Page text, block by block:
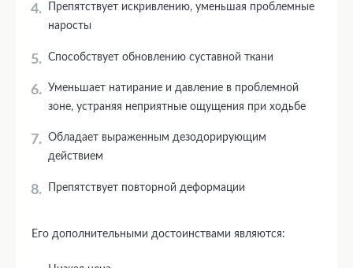
Препятствует искривлению, уменьшая проблемные
наросты
Способствует обновлению суставной ткани
Уменьшает натирание и давление в проблемной
зоне, устраняя неприятные ощущения при ходьбе
Обладает выраженным дезодорирующим
действием
Препятствует повторной деформации
Его дополнительными достоинствами являются: